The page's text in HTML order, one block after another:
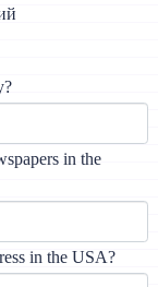
in the
in the USA?